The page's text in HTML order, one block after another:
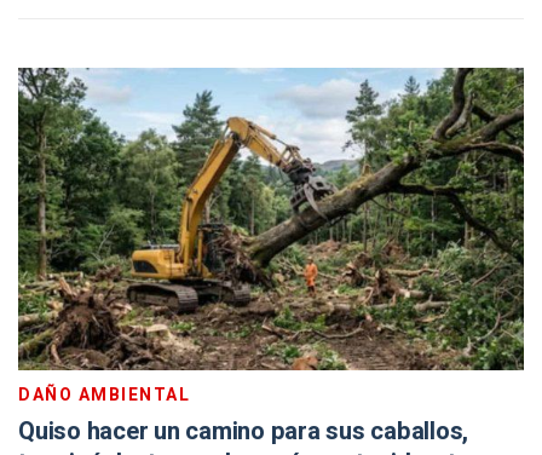
DAÑO AMBIENTAL
Quiso hacer un camino para sus caballos,